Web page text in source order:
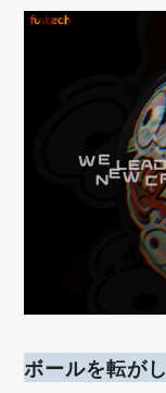
ボールを転が